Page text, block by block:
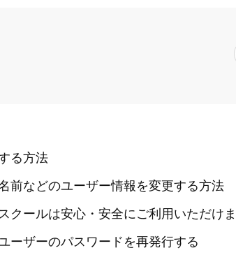
る方法
前などのユーザー情報を変更する方法
クールは安心・安全にご利用いただけ
ーザーのパスワードを再発行する